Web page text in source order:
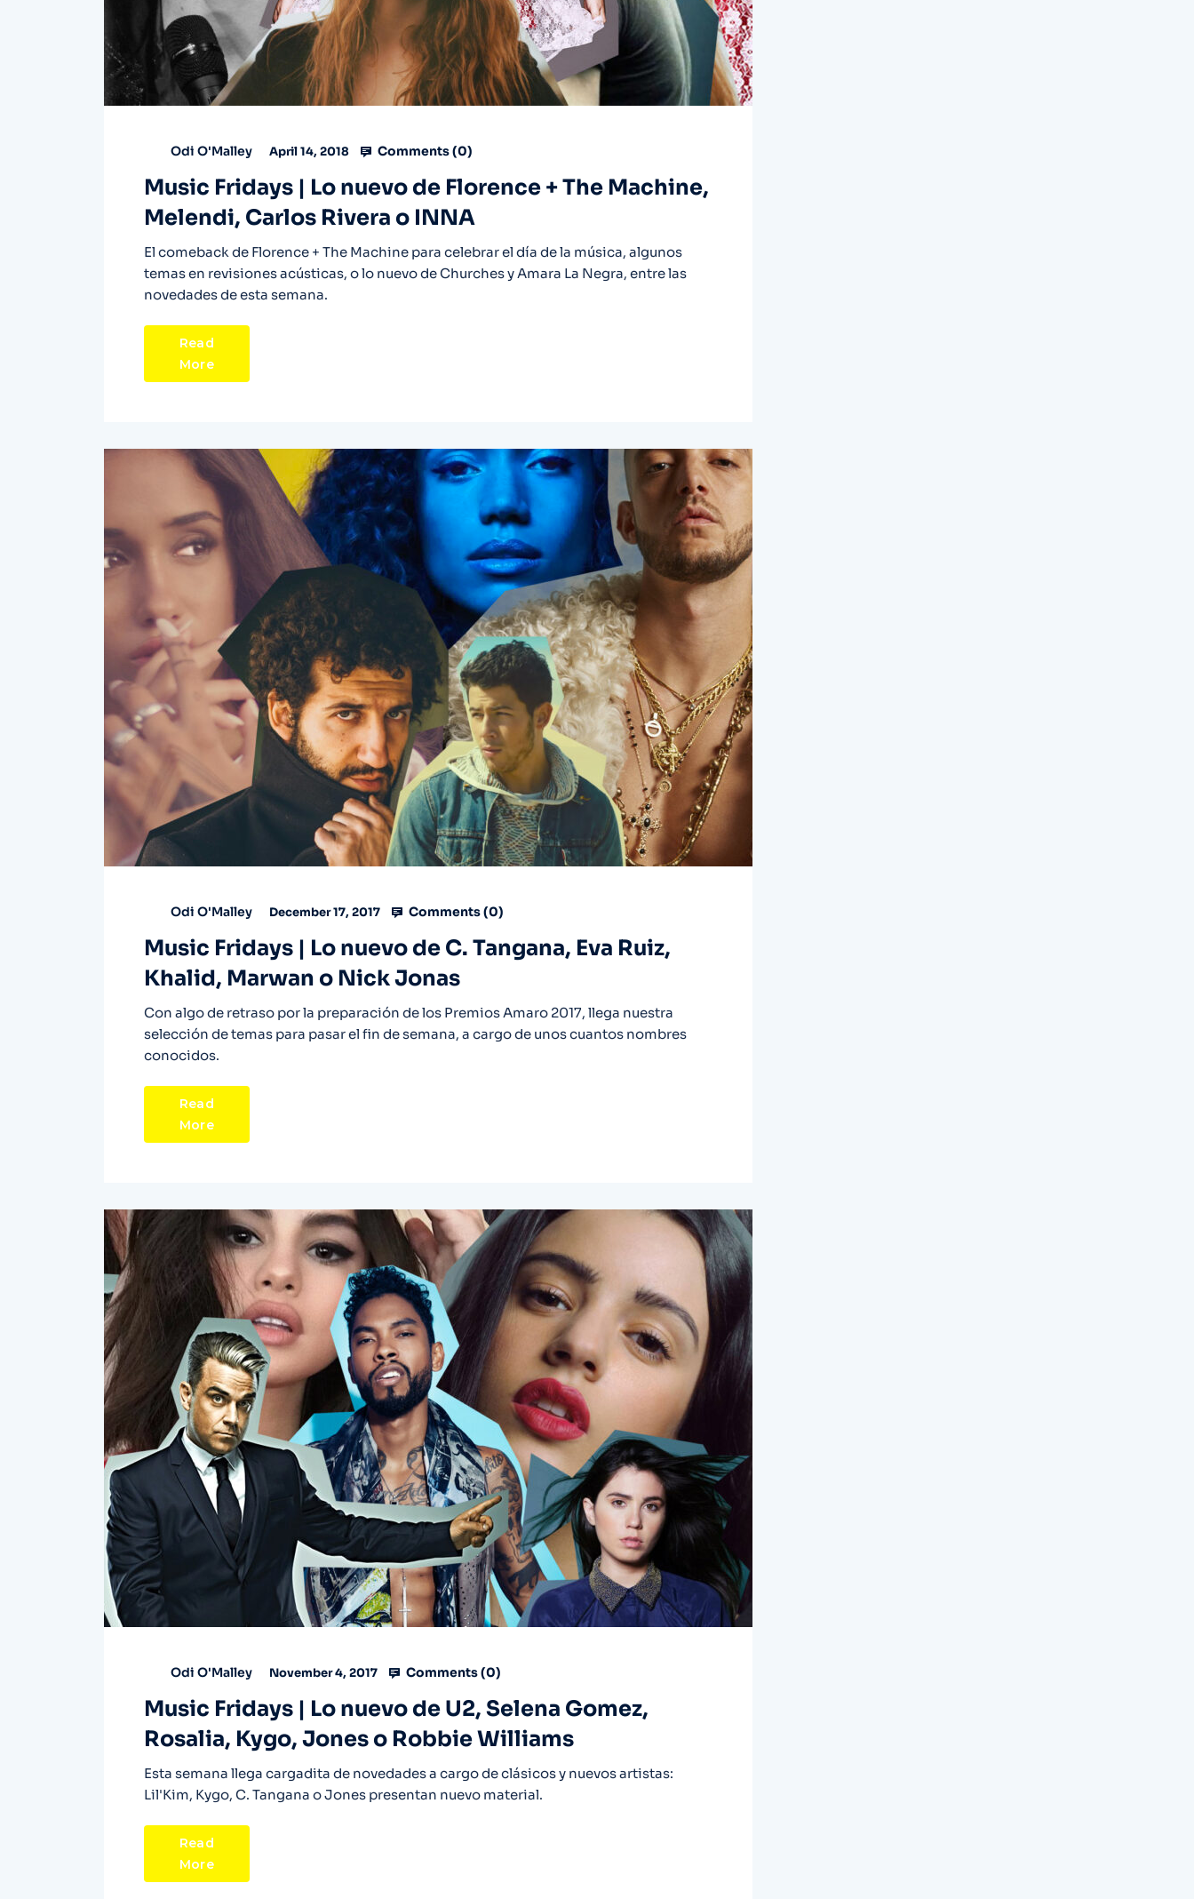
Odi O'Malley April 14, 2018 Comments (0)
Music Fridays | Lo nuevo de Florence + The Machine,
Melendi, Carlos Rivera o INNA
El comeback de Florence + The Machine para celebrar el día de la música, algunos
temas en revisiones acústicas, o lo nuevo de Churches y Amara La Negra, entre las
novedades de esta semana.
Read
More
Odi O'Malley December 17, 2017 Comments (0)
Music Fridays | Lo nuevo de C. Tangana, Eva Ruiz,
Khalid, Marwan o Nick Jonas
Con algo de retraso por la preparación de los Premios Amaro 2017, llega nuestra
selección de temas para pasar el fin de semana, a cargo de unos cuantos nombres
conocidos.
Read
More
Odi O'Malley November 4, 2017 Comments (0)
Music Fridays | Lo nuevo de U2, Selena Gomez,
Rosalia, Kygo, Jones o Robbie Williams
Esta semana llega cargadita de novedades a cargo de clásicos y nuevos artistas:
Lil'Kim, Kygo, C. Tangana o Jones presentan nuevo material.
Read
More